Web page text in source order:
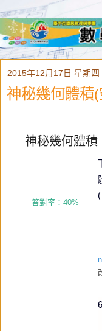
2015年12月17日 星期四
神秘幾何體積
神秘幾何體積
答對率：40%